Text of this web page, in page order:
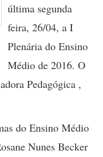
última segunda
feira, 26/04, a I
Plenária do Ensino
Médio de 2016. O
Pedagógica ,
do Ensino Médio
Nunes Becker